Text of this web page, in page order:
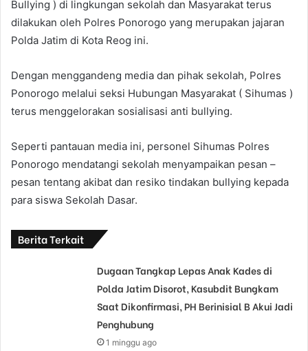
m
a
i
Bullying ) di lingkungan sekolah dan Masyarakat terus
dilakukan oleh Polres Ponorogo yang merupakan jajaran
Polda Jatim di Kota Reog ini.
Dengan menggandeng media dan pihak sekolah, Polres
Ponorogo melalui seksi Hubungan Masyarakat ( Sihumas )
terus menggelorakan sosialisasi anti bullying.
Seperti pantauan media ini, personel Sihumas Polres
Ponorogo mendatangi sekolah menyampaikan pesan –
pesan tentang akibat dan resiko tindakan bullying kepada
para siswa Sekolah Dasar.
Berita Terkait
Dugaan Tangkap Lepas Anak Kades di
Polda Jatim Disorot, Kasubdit Bungkam
Saat Dikonfirmasi, PH Berinisial B Akui Jadi
Penghubung
1 minggu ago